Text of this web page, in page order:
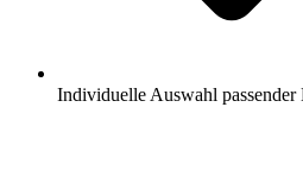
Individuelle Auswahl passender